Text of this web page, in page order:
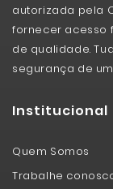
autorizada pela
fornecer acesso
de qualidade.
segurança de
Institucional
Quem Somos
Trabalhe